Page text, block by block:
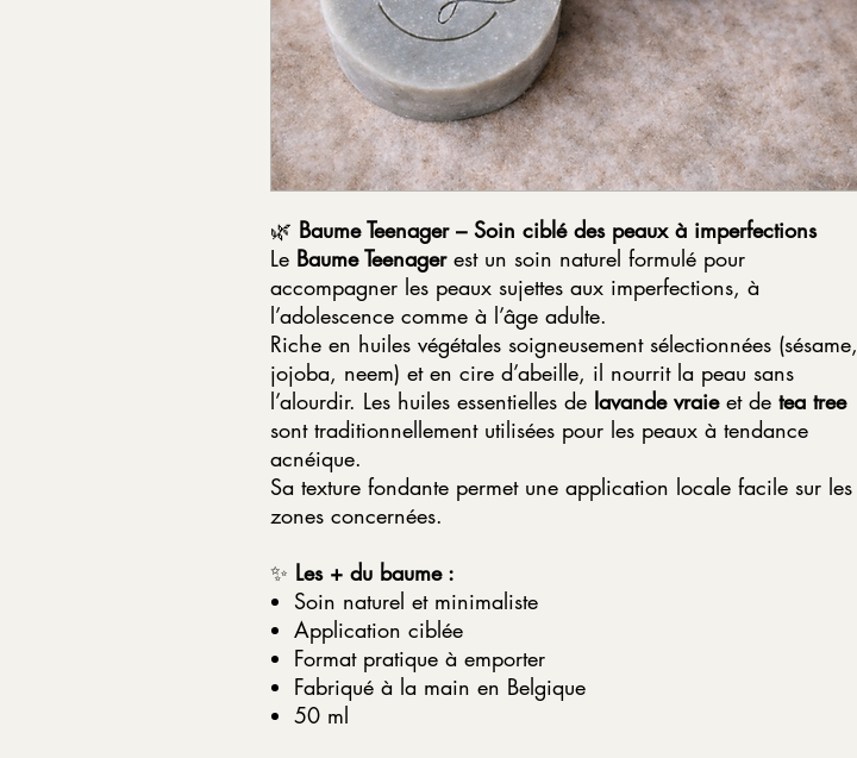
🌿 Baume Teenager – Soin ciblé des peaux à imperfections
Le Baume Teenagerest un soin naturel formulé pour
accompagner les peaux sujettes aux imperfections, à
l’adolescence comme à l’âge adulte.
Riche en huiles végétales soigneusement sélectionnées (sésame,
jojoba, neem) et en cire d’abeille, il nourrit la peau sans
l’alourdir. Les huiles essentielles de lavande vraieet de tea tree
sont traditionnellement utilisées pour les peaux à tendance
acnéique.
Sa texture fondante permet une application locale facile sur les
zones concernées.
✨ Les + du baume :
Soin naturel et minimaliste
Application ciblée
Format pratique à emporter
Fabriqué à la main en Belgique
50 ml